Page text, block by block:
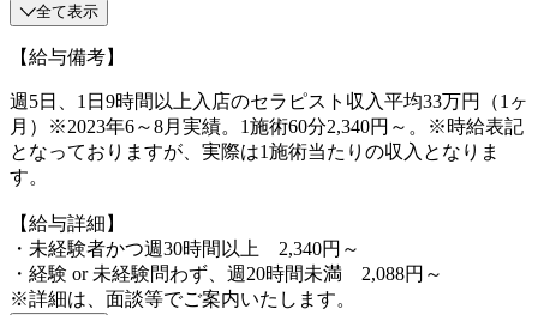
全て表示
【給与備考】
週5日、1日9時間以上入店のセラピスト収入平均33万円（1ヶ
月）※2023年6～8月実績。1施術60分2,340円～。※時給表記
となっておりますが、実際は1施術当たりの収入となりま
す。
【給与詳細】
・未経験者かつ週30時間以上 2,340円～
・経験 or 未経験問わず、週20時間未満 2,088円～
※詳細は、面談等でご案内いたします。